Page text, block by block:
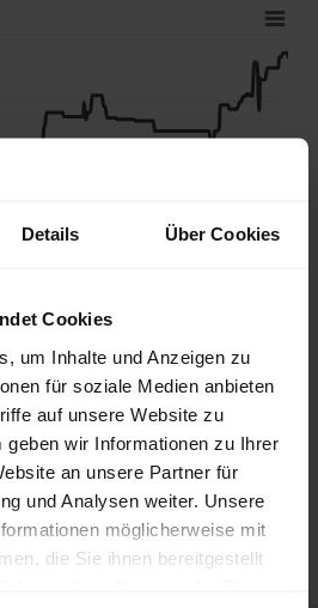
Details Über Cookies
Cookies
um Inhalte und Anzeigen zu
für soziale Medien anbieten
auf unsere Website zu
geben wir Informationen zu Ihrer
an unsere Partner für
und Analysen weiter. Unsere
möglicherweise mit
die Sie ihnen bereitgestellt
Sackware
Januar
Mai
für Holzpellets in Deutschland
auf unsererPelletspreise-Seite